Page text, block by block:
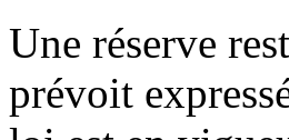
Une réserve
prévoit